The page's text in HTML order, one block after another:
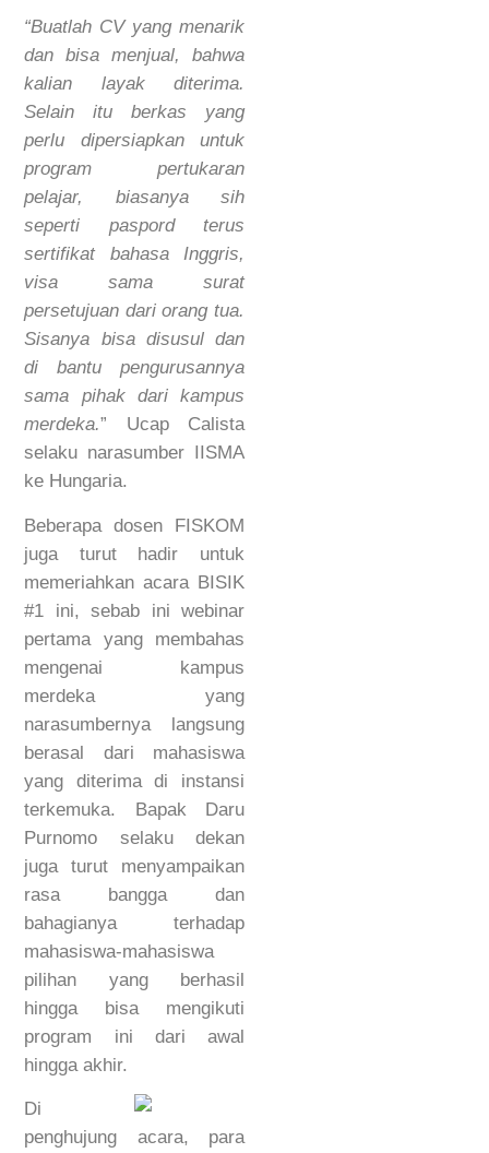
“Buatlah CV yang menarik
dan bisa menjual, bahwa
kalian layak diterima.
Selain itu berkas yang
perlu dipersiapkan untuk
program pertukaran
pelajar, biasanya sih
seperti paspord terus
sertifikat bahasa Inggris,
visa sama surat
persetujuan dari orang tua.
Sisanya bisa disusul dan
di bantu pengurusannya
sama pihak dari kampus
merdeka.” Ucap Calista
selaku narasumber IISMA
ke Hungaria.
Beberapa dosen FISKOM
juga turut hadir untuk
memeriahkan acara BISIK
#1 ini, sebab ini webinar
pertama yang membahas
mengenai kampus
merdeka yang
narasumbernya langsung
berasal dari mahasiswa
yang diterima di instansi
terkemuka. Bapak Daru
Purnomo selaku dekan
juga turut menyampaikan
rasa bangga dan
bahagianya terhadap
mahasiswa-mahasiswa
pilihan yang berhasil
hingga bisa mengikuti
program ini dari awal
hingga akhir.
Di
penghujung acara, para